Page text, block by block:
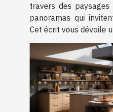
travers des
panoramas qui
Cet écrit vous dévoile